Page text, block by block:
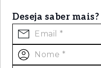
Deseja saber mais?